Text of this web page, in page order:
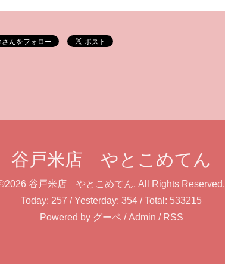
谷戸米店 やとこめてん
谷戸米店 やとこめてん. All Rights Reserved.
Today: 257 / Yesterday: 354 / Total: 533215
Powered by グーペ/Admin / RSS